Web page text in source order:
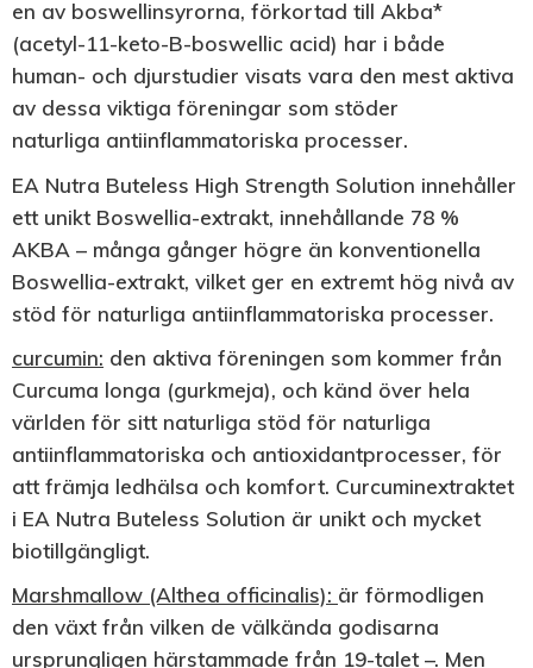
en av boswellinsyrorna, förkortad till Akba*
(acetyl-11-keto-B-boswellic acid) har i både
human- och djurstudier visats vara den mest aktiva
av dessa viktiga föreningar som stöder
naturliga antiinflammatoriska processer.
EA Nutra Buteless High Strength Solution innehåller
ett unikt Boswellia-extrakt, innehållande 78 %
AKBA – många gånger högre än konventionella
Boswellia-extrakt, vilket ger en extremt hög nivå av
stöd för naturliga antiinflammatoriska processer.
curcumin: den aktiva föreningen som kommer från
Curcuma longa (gurkmeja), och känd över hela
världen för sitt naturliga stöd för naturliga
antiinflammatoriska och antioxidantprocesser, för
att främja ledhälsa och komfort. Curcuminextraktet
i EA Nutra Buteless Solution är unikt och mycket
biotillgängligt.
Marshmallow (Althea officinalis): är förmodligen
den växt från vilken de välkända godisarna
ursprungligen härstammade från 19-talet –. Men